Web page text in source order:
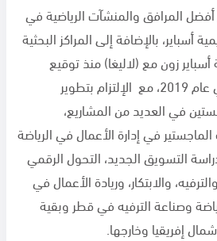
المرافق والمنشآت الرياضية في
أسباير، بالإضافة إلى المراكز البحثية
زون مع (لاليغا) منذ توقيع
عام2019، مع الإلتزام بتطوير
في العديد من المشاريع،
في إدارة الأعمال في الرياضة
التسويق الجديد، التحول الرقمي
والابتكار، وريادة الأعمال في
وصناعة الترفيه في قطر وبقية
إفريقيا وخارجها.